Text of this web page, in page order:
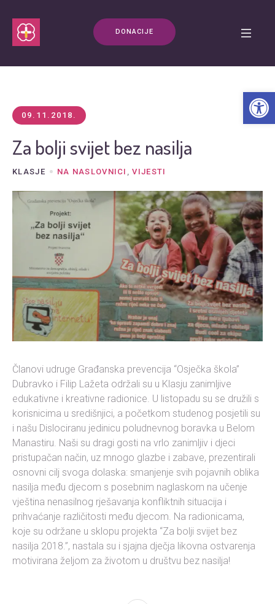
DONACIJE
09.11.2018.
Za bolji svijet bez nasilja
KLASJE NA NASLOVNICI ,VIJESTI
Članovi udruge Građanska prevencija “Osječka škola”
Dubravko i Filip Lažeta održali su u Klasju zanimljive
edukativne i kreativne radionice. U listopadu su se družili s
korisnicima u središnjici, a početkom studenog posjetili su
i našu Dislociranu jedinicu poludnevnog boravka u Belom
Manastiru. Naši su dragi gosti na vrlo zanimljiv i djeci
pristupačan način, uz mnogo glazbe i zabave, prezentirali
osnovni cilj svoga dolaska: smanjenje svih pojavnih oblika
nasilja među djecom s posebnim naglaskom na učenje
vještina nenasilnog rješavanja konfliktnih situacija i
prihvaćanje različitosti među djecom. Na radionicama,
koje su održane u sklopu projekta “Za bolji svijet bez
nasilja 2018.”, nastala su i sjajna dječja likovna ostvarenja
motivirana željom za životom u društvu bez nasilja!